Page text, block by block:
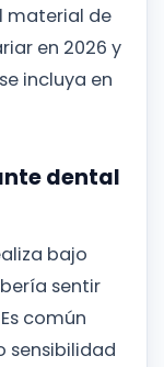
material de
en 2026 y
incluya en
dental
bajo
sentir
común
sensibilidad